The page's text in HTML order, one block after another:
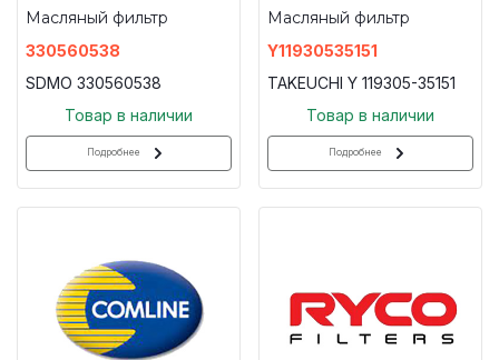
Масляный фильтр
330560538
SDMO 330560538
Товар в наличии
Подробнее
Масляный фильтр
Y11930535151
TAKEUCHI Y 119305-35151
Товар в наличии
Подробнее